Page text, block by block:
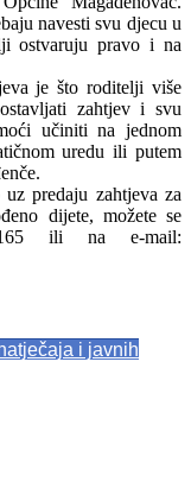
navesti svu djecu u
ostvaruju pravo i na
je što roditelji više
zahtjev i svu
učiniti na jednom
uredu ili putem
predaju zahtjeva za
dijete, možete se
165 ili na e-mail:
i javnih